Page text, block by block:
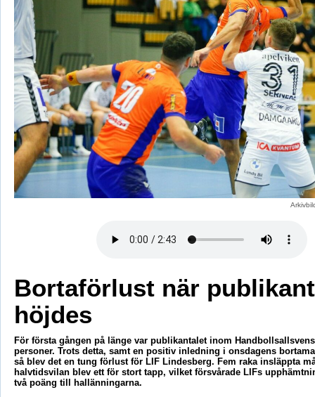
Bortaförlust när
höjdes
För första gången på länge var publikantalet inom
personer. Trots detta, samt en positiv inledning i onsdagens
så blev det en tung förlust för LIF Lindesberg. Fem raka insläppta
halvtidsvilan blev ett för stort tapp, vilket försvårade LIFs
två poäng till hallänningarna.